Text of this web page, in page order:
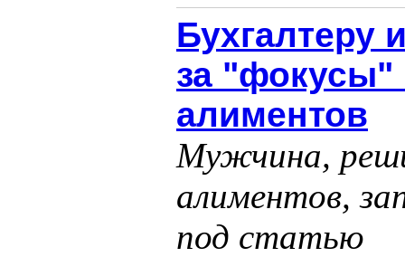
Бухгалтеру
за "фокусы"
алиментов
Мужчина,
алиментов,
под статью